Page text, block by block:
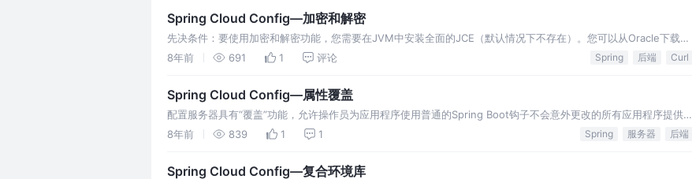
Spring Cloud Config—加密和解密
先决条件：要使用加密和解密功能，您需要在JVM中安装全面的JCE（默认情况下不存在）。您可以从Oracle下载
“Java加密扩展（JCE）无限强度管理策略文件”，并按照安装说明（实际上将JRE lib / security目录中的2个策略文件
8年前 691 1 评论 Spring 后端 Curl
Spring Cloud Config—属性覆盖
配置服务器具有“覆盖”功能，允许操作员为应用程序使用普通的Spring Boot钩子不会意外更改的所有应用程序提供配
置属性。要声明覆盖，只需将名称/值对的地图添加到spring.cloud.config.server.overrides。例如 将导致配置客户
8年前 839 1 1 Spring 服务器 后端
Spring Cloud Config—复合环境库